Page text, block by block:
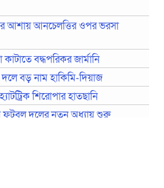
আশায় আনচেলত্তির ওপর ভরসা
কাটাতে বদ্ধপরিকর জার্মানি
দলে বড় নাম হাকিমি-দিয়াজ
শিরোপার হাতছানি
ফুটবল দলের নতুন অধ্যায় শুরু